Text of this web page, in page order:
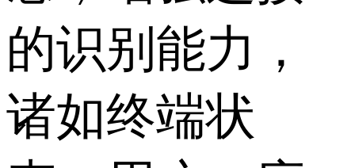
的识别能力，
诸如终端状